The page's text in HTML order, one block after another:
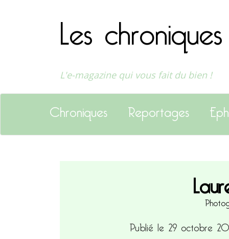
Les
L'e-magazine qui vous fait du bien !
Chroniques Reportages
Publié le 29 octobre